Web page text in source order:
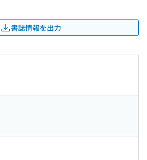
書誌情報を出力